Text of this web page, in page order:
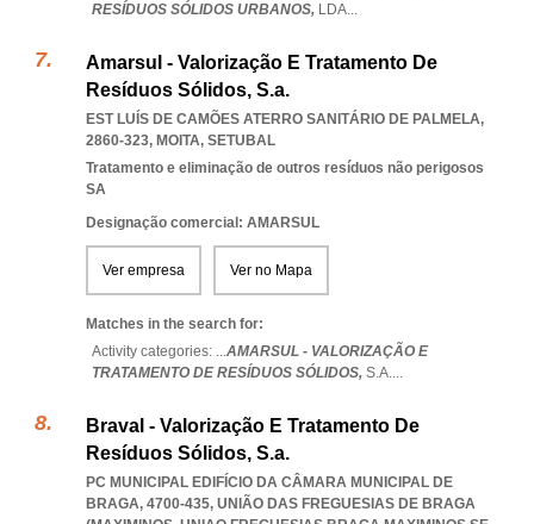
RESÍDUOS SÓLIDOS URBANOS, LDA...
Amarsul - Valorização E Tratamento De
Resíduos Sólidos, S.a.
EST LUÍS DE CAMÕES ATERRO SANITÁRIO DE PALMELA,
2860-323, MOITA, SETUBAL
Tratamento e eliminação de outros resíduos não perigosos
SA
Designação comercial: AMARSUL
Ver empresa Ver no Mapa
Matches in the search for:
Activity categories: ...AMARSUL - VALORIZAÇÃO E
TRATAMENTO DE RESÍDUOS SÓLIDOS, S.A....
Braval - Valorização E Tratamento De
Resíduos Sólidos, S.a.
PC MUNICIPAL EDIFÍCIO DA CÂMARA MUNICIPAL DE
BRAGA, 4700-435, UNIÃO DAS FREGUESIAS DE BRAGA